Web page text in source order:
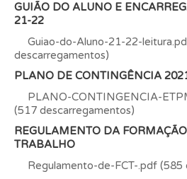
GUIÃO DO ALUNO E
21-22
Guiao-do-Aluno-21-22-
descarregamentos)
PLANO DE CONTINGÊNCIA
PLANO-CONTINGENCIA-
(517 descarregamentos)
REGULAMENTO DA
TRABALHO
Regulamento-de-FCT-.pdf (585